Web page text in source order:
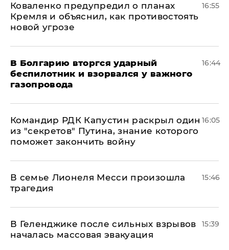
Коваленко предупредил о планах
Кремля и объяснил, как противостоять
новой угрозе
16:55
В Болгарию вторгся ударный
беспилотник и взорвался у важного
газопровода
16:44
Командир РДК Капустин раскрыл один
из "секретов" Путина, знание которого
поможет закончить войну
16:05
В семье Лионеля Месси произошла
трагедия
15:46
В Геленджике после сильных взрывов
началась массовая эвакуация
15:39